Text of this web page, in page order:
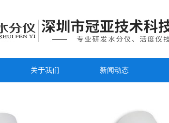
关于我们 新闻动态